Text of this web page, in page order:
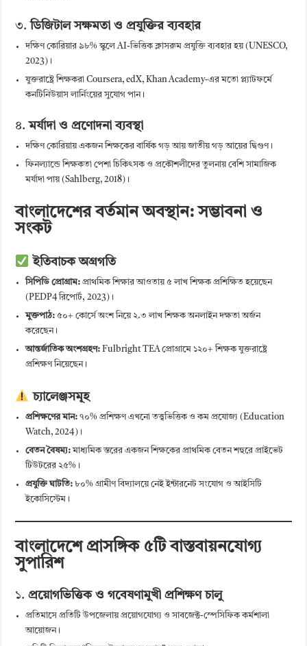
৩.ডিজিটাল সক্ষমতা ও প্রযুক্তির ব্যবহার
দক্ষিণ কোরিয়ার ৯৮% স্কুলে AI-ভিত্তিক ক্লাসরুম প্রযুক্তি ব্যবহার হয় (UNESCO,
2023)।
যুক্তরাষ্ট্রে শিক্ষকরা Coursera, edX, Khan Academy-এর মতো প্ল্যাটফর্মে
কনটিনিউয়াস লার্নিংয়ের সুযোগ পান।
৪.মর্যাদা ও প্রণোদনা ব্যবস্থা
দক্ষিণ কোরিয়ায় একজন শিক্ষকের বার্ষিক গড় আয় জাতীয় গড় আয়ের দ্বিগুণ।
ফিনল্যান্ডে শিক্ষকতা পেশা চিকিৎসক ও প্রকৌশলীদের তুলনায় বেশি সামাজিক
মর্যাদা পায় (Sahlberg, 2018)।
বাংলাদেশের বর্তমান অবস্থান: সম্ভাবনা ও
সংকট
ইতিবাচক অগ্রগতি
সিপিডি প্রোগ্রাম: প্রাথমিক শিক্ষার আওতায় ৫ লাখ শিক্ষক প্রশিক্ষিত হয়েছেন
(PEDP4 রিপোর্ট, 2023)।
মুক্তপাঠ: ৫০+ কোর্সে অংশ নিয়ে ২.৩ লাখ শিক্ষক অনলাইন দক্ষতা অর্জন
করেছেন।
আন্তর্জাতিক অংশগ্রহণ: Fulbright TEA প্রোগ্রামে ১২০+ শিক্ষক যুক্তরাষ্ট্রে
প্রশিক্ষণ নিয়েছেন।
চ্যালেঞ্জসমূহ
প্রশিক্ষণের মান: ৭০% প্রশিক্ষণ এখনো তত্ত্বভিত্তিক ও কম প্রযোজ্য (Education
Watch, 2024)।
বেতন বৈষম্য:মাধ্যমিক স্তরের একজন শিক্ষকের প্রাথমিক বেতন শহুরে প্রাইভেট
টিউটরের ২৫%।
প্রযুক্তি ঘাটতি: ৮০% গ্রামীণ বিদ্যালয়ে নেই ইন্টারনেট সংযোগ ও আইসিটি
ইকোসিস্টেম।
বাংলাদেশে প্রাসঙ্গিক ৫টি বাস্তবায়নযোগ্য
সুপারিশ
১.প্রয়োগভিত্তিক ও গবেষণামুখী প্রশিক্ষণ চালু
প্রতিমাসে প্রতিটি উপজেলায় প্রয়োগযোগ্য ও সাবজেক্ট-স্পেসিফিক কর্মশালা
আয়োজন।